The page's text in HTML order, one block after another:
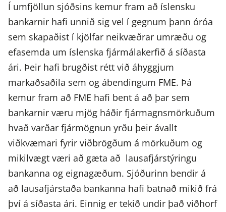
Í umfjöllun sjóðsins kemur fram að íslensku
bankarnir hafi unnið sig vel í gegnum þann óróa
sem skapaðist í kjölfar neikvæðrar umræðu og
efasemda um íslenska fjármálakerfið á síðasta
ári. Þeir hafi brugðist rétt við áhyggjum
markaðsaðila sem og ábendingum FME. Þá
kemur fram að FME hafi bent á að þar sem
bankarnir væru mjög háðir fjármagnsmörkuðum
hvað varðar fjármögnun yrðu þeir ávallt
viðkvæmari fyrir viðbrögðum á mörkuðum og
mikilvægt væri að gæta að lausafjárstýringu
bankanna og eignagæðum. Sjóðurinn bendir á
að lausafjárstaða bankanna hafi batnað mikið frá
því á síðasta ári. Einnig er tekið undir það viðhorf